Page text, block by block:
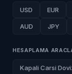
USD EUR
AUD JPY
HESAPLAMA
Kapali Carsi